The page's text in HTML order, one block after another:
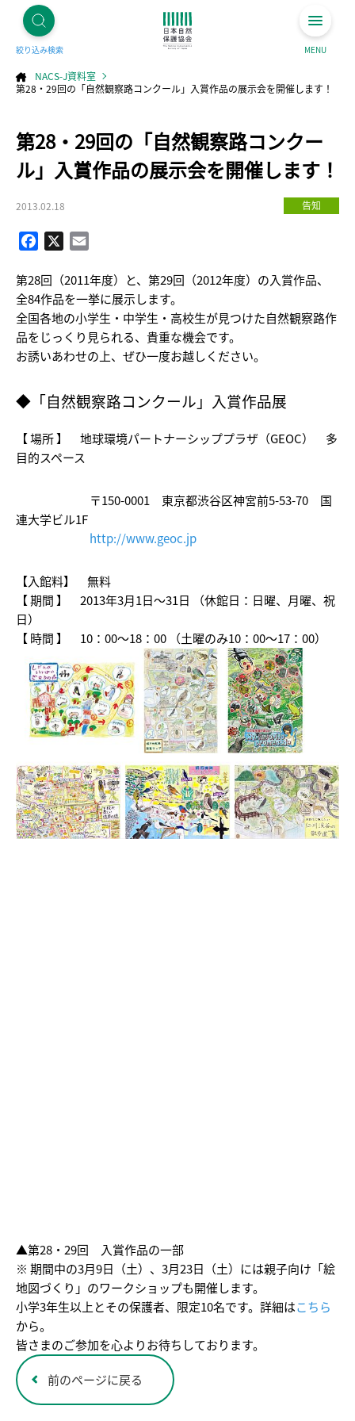
絞り込み検索 MENU
NACS-J資料室
第28・29回の「自然観察路コンクール」入賞作品の展示会を開催します！
第28・29回の「自然観察路コンクー
ル」入賞作品の展示会を開催します！
2013.02.18 告知
Facebook
第28回（2011年度）と、第29回（2012年度）の入賞作品、
全84作品を一挙に展示します。
全国各地の小学生・中学生・高校生が見つけた自然観察路作
品をじっくり見られる、貴重な機会です。
お誘いあわせの上、ぜひ一度お越しください。
◆「自然観察路コンクール」入賞作品展
【 場所 】 地球環境パートナーシッププラザ（GEOC） 多
目的スペース
〒150-0001 東京都渋谷区神宮前5-53-70 国
連大学ビル1F
http://www.geoc.jp
【入館料】 無料
【 期間 】 2013年3月1日～31日 （休館日：日曜、月曜、祝
日）
【 時間 】 10：00～18：00 （土曜のみ10：00～17：00）
▲第28・29回 入賞作品の一部
※ 期間中の3月9日（土）、3月23日（土）には親子向け「絵
地図づくり」のワークショップも開催します。
小学3年生以上とその保護者、限定10名です。詳細はこちら
から。
皆さまのご参加を心よりお待ちしております。
前のページに戻る